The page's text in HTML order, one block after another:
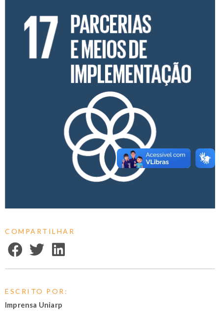
COMPARTILHAR
ESCRITO POR:
Imprensa Uniarp